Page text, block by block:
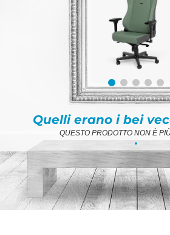
Quelli erano i bei
QUESTO PRODOTTO NON È
.